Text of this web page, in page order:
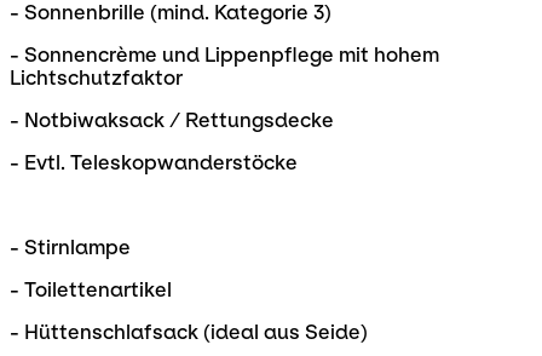
- Sonnenbrille (mind. Kategorie 3)
- Sonnencrème und Lippenpflege mit hohem
Lichtschutzfaktor
- Notbiwaksack / Rettungsdecke
- Evtl. Teleskopwanderstöcke
- Stirnlampe
- Toilettenartikel
- Hüttenschlafsack (ideal aus Seide)